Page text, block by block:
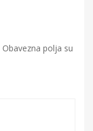
Obavezna polja su